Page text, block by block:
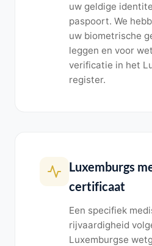
uw geldige
paspoort. We
uw biometrische
leggen en voor
verificatie in het
register.
Luxemburgs
certificaat
Een specifiek
rijvaardigheid
Luxemburgse